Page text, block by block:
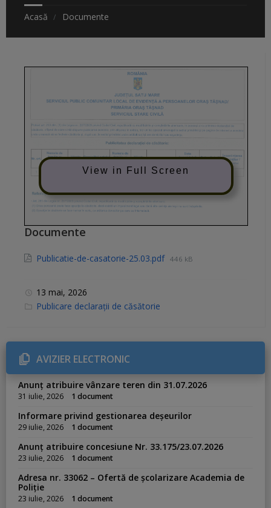
Acasă Documente
View in Full Screen
Documente
Publicatie-de-casatorie-25.03.pdf 446 kB
13 mai, 2026
C
r
i
e
s
Publicare declarații de căsătorie
AVIZIER ELECTRONIC
Anunț atribuire vânzare teren din 31.07.2026
31 iulie, 2026 1 document
Informare privind gestionarea deșeurilor
29 iulie, 2026 1 document
Anunț atribuire concesiune Nr. 33.175/23.07.2026
23 iulie, 2026 1 document
Adresa nr. 33062 – Ofertă de școlarizare Academia de
Poliție
23 iulie, 2026 1 document